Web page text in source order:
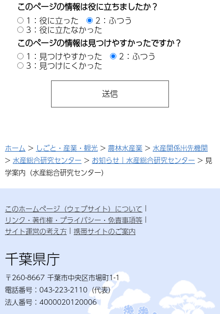
このページの情報は役に立ちましたか？
1：役に立った
2：ふつう
3：役に立たなかった
このページの情報は見つけやすかったですか？
1：見つけやすかった
2：ふつう
3：見つけにくかった
ホーム > しごと・産業・観光 > 農林水産業 > 水産関係出先機関
> 水産総合研究センター > お知らせ｜水産総合研究センター > 見
学案内（水産総合研究センター）
このホームページ（ウェブサイト）について
リンク・著作権・プライバシー・免責事項等
サイト運営の考え方
携帯サイトのご案内
千葉県庁
〒260-8667 千葉市中央区市場町1-1
電話番号：043-223-2110（代表）
法人番号：4000020120006